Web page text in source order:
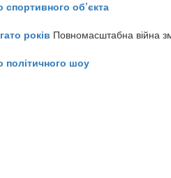
спортивного об’єкта
років Повномасштабна війна
шоу